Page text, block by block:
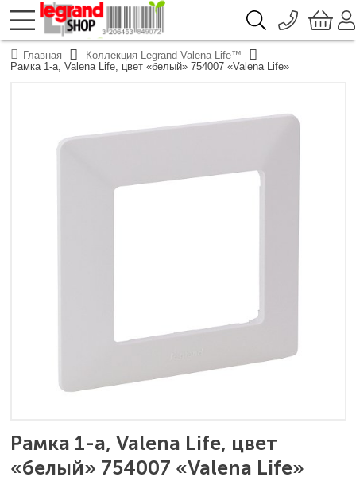
Рамка 1-а, Valena Life, цвет
«белый» 754007 «Valena Life»
О компании
Доставка
096 776-72-46
044 390-66-40
093 332-67-53
Главная
Коллекция Legrand Valena Life™
Рамка 1-а, Valena Life, цвет «белый» 754007 «Valena Life»